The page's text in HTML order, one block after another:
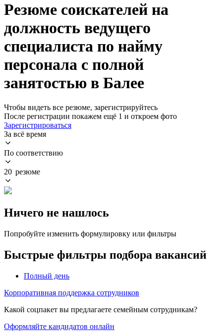
Резюме соискателей на
должность ведущего
специалиста по найму
персонала с полной
занятостью в Балее
Чтобы видеть все резюме, зарегистрируйтесь
После регистрации покажем ещё 1 и откроем фото
Зарегистрироваться
За всё время
По соответствию
20 резюме
Ничего не нашлось
Попробуйте изменить формулировку или фильтры
Быстрые фильтры подбора вакансий
Полный день
Корпоративная поддержка сотрудников
Какой соцпакет вы предлагаете семейным сотрудникам?
Оформляйте кандидатов онлайн